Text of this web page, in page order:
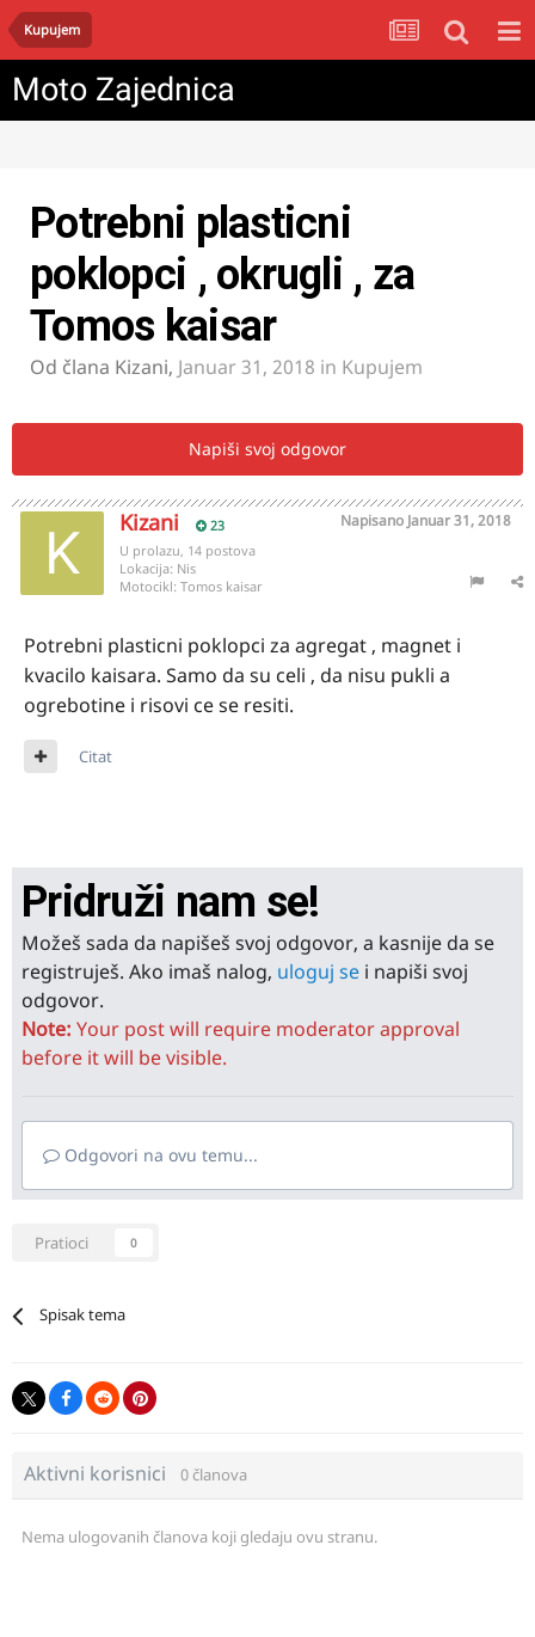
Kupujem
Moto Zajednica
Potrebni plasticni
poklopci , okrugli , za
Tomos kaisar
Od člana Kizani, Januar 31, 2018 in Kupujem
Napiši svoj odgovor
Kizani 23 Napisano Januar 31, 2018
U prolazu, 14 postova
Lokacija: Nis
Motocikl: Tomos kaisar
Potrebni plasticni poklopci za agregat , magnet i
kvacilo kaisara. Samo da su celi , da nisu pukli a
ogrebotine i risovi ce se resiti.
Citat
Pridruži nam se!
Možeš sada da napišeš svoj odgovor, a kasnije da se
registruješ. Ako imaš nalog, uloguj se i napiši svoj
odgovor.
Note: Your post will require moderator approval
before it will be visible.
Odgovori na ovu temu...
Pratioci 0
Spisak tema
Aktivni korisnici 0 članova
Nema ulogovanih članova koji gledaju ovu stranu.